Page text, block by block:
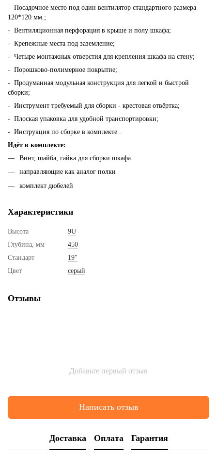
- Посадочное место под один вентилятор стандартного размера
120*120 мм.;
- Вентиляционная перфорация в крыше и полу шкафа;
- Крепежные места под заземление;
- Четыре монтажных отверстия для крепления шкафа на стену;
- Порошково-полимерное покрытие;
- Продуманная модульная конструкция для легкой и быстрой
сборки;
- Инструмент требуемый для сборки - крестовая отвёртка;
- Плоская упаковка для удобной транспортировки;
- Инструкция по сборке в комплекте .
Идёт в комплекте:
Винт, шайба, гайка для сборки шкафа
направляющие как аналог полки
комплект дюбелей
Характеристики
Высота
9U
Глубина, мм
450
Стандарт
19"
Цвет
серый
Отзывы
Добавьте первый отзыв
Написать отзыв
Доставка Оплата Гарантия